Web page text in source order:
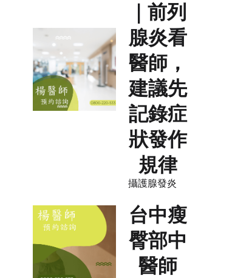
｜前列
腺炎看
醫師，
建議先
記錄症
狀發作
規律
攝護腺發炎
台中瘦
臀部中
醫師